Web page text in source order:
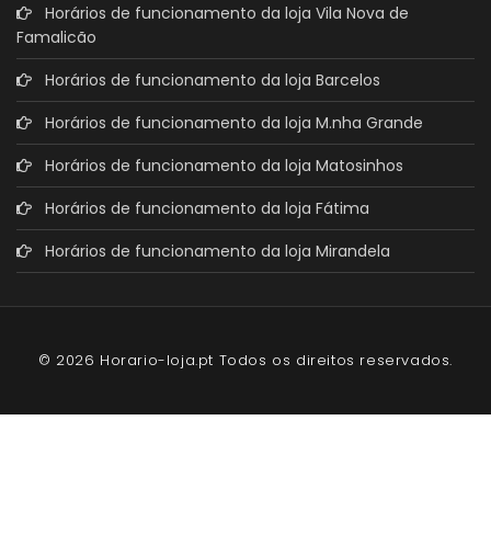
Horários de funcionamento da loja Vila Nova de
Famalicão
Horários de funcionamento da loja Barcelos
Horários de funcionamento da loja M.nha Grande
Horários de funcionamento da loja Matosinhos
Horários de funcionamento da loja Fátima
Horários de funcionamento da loja Mirandela
© 2026 Horario-loja.pt Todos os direitos reservados.